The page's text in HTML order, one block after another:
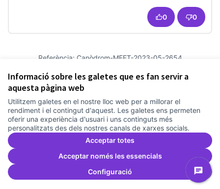
Informació sobre les galetes que es fan servir a
aquesta pàgina web
Utilitzem galetes en el nostre lloc web per a millorar el
rendiment i el contingut d'aquest. Les galetes ens permeten
oferir una experiència d'usuari i uns continguts més
personalitzats des dels nostres canals de xarxes socials.
Acceptar totes
Acceptar només les essencials
Configuració
0 0
Referència: Canòdrom-MEET-2023-05-2654
Afegir al calendari
Termes i condicions d'ús
Configuració de les galetes
Comunitat Canòdrom a Facebook
(Link externo)
Comunitat Canòdrom a Instagram
(Link externo)
Comunitat Canòdrom a YouTube
(Link externo)
Català
Triar la llengua Elegir el idiomaChoose language
(Link externo)
Web creada amb